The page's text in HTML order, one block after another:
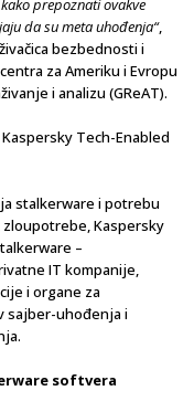
prepoznati ovakve
da su meta uhođenja“,
bezbednosti i
za Ameriku i Evropu
i analizu (GReAT).
Tech-Enabled
stalkerware i potrebu
Kaspersky
–
IT kompanije,
i organe za
sajber-uhođenja i
softvera